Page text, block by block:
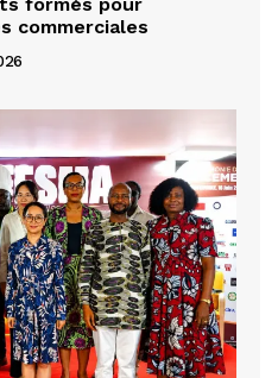
commerciales